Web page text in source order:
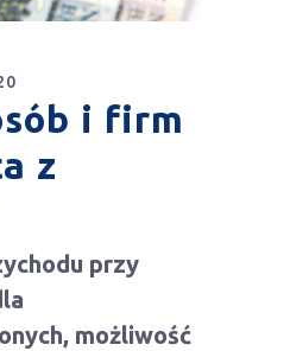
i firm
z
przy
możliwość